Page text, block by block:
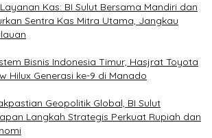
Kas: BI Sulut Bersama Mandiri dan
Sentra Kas Mitra Utama, Jangkau
Bisnis Indonesia Timur, Hasjrat Toyota
Hilux Generasi ke-9 di Manado
Geopolitik Global, BI Sulut
Langkah Strategis Perkuat Rupiah dan